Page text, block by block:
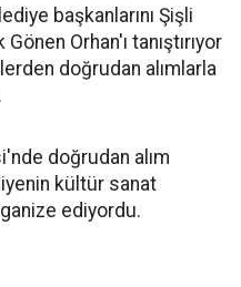
başkanlarını Şişli
Orhan'ı tanıştırıyor
doğrudan alımlarla
doğrudan alım
kültür sanat
ediyordu.